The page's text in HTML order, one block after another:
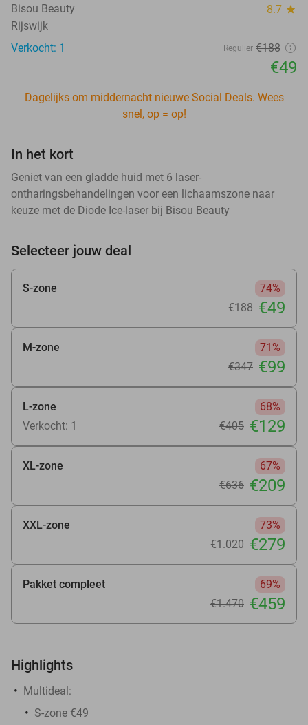
Bisou Beauty 8.7 star
Rijswijk
Verkocht: 1
Regulier €188
€49
Dagelijks om middernacht nieuwe Social Deals. Wees
snel, op = op!
In het kort
Geniet van een gladde huid met 6 laser-
ontharingsbehandelingen voor een lichaamszone naar
keuze met de Diode Ice-laser bij Bisou Beauty
Selecteer jouw deal
S-zone
74%
€188 €49
M-zone
71%
€347 €99
L-zone
68%
Verkocht: 1
€405 €129
XL-zone
67%
€636 €209
XXL-zone
73%
€1.020 €279
Pakket compleet
69%
€1.470 €459
Highlights
Multideal:
S-zone €49